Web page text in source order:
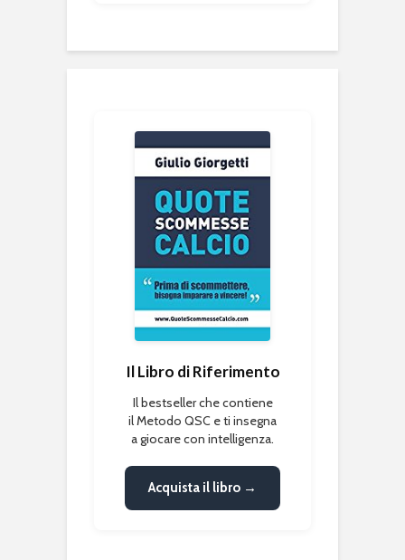
Il Libro di Riferimento
Il bestseller che contiene
il Metodo QSC e ti insegna
a giocare con intelligenza.
Acquista il libro →